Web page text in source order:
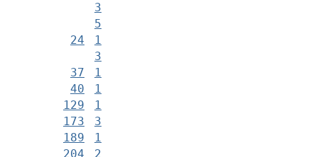
3
5
24
1
3
37
1
40
129
1
173
1
189
3
204
1
2